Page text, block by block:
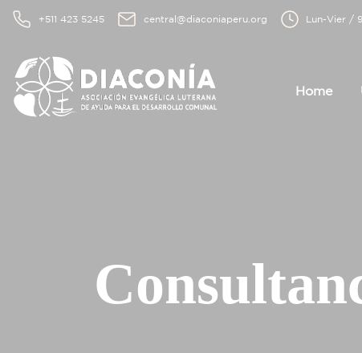
+511 423 5245 central@diaconiaperu.org Lun-Vier /
Home